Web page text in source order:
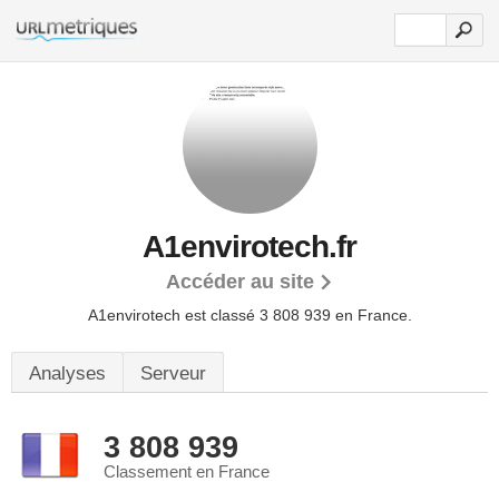
A1envirotech.fr
Accéder au site
A1envirotech est classé 3 808 939 en France.
Analyses Serveur
3 808 939
Classement en France